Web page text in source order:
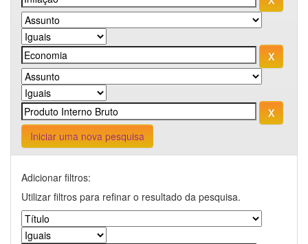
Iniciar uma nova pesquisa
Adicionar filtros:
Utilizar filtros para refinar o resultado da pesquisa.